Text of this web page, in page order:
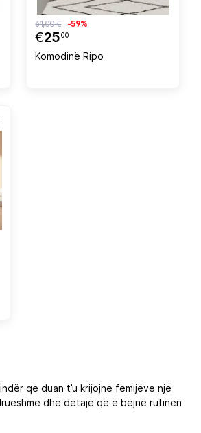
€2500
61,00 € -59%
Komodinë Ripo
që duan t’u krijojnë fëmijëve një
dhe detaje që e bëjnë rutinën